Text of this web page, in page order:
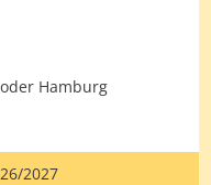
Hamburg
2027